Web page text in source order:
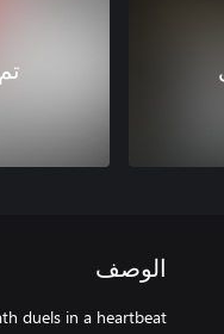
الوصف